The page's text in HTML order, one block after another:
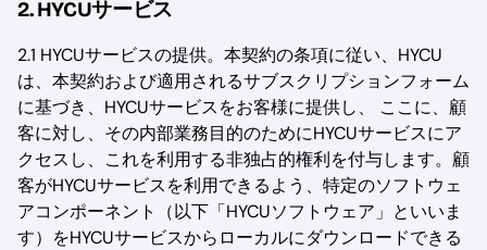
2. HYCUサービス
2.1 HYCUサービスの提供。本契約の条項に従い、HYCU
は、本契約および適用されるサブスクリプションフォーム
に基づき、HYCUサービスをお客様に提供し、 ここに、顧
客に対し、その内部業務目的のためにHYCUサービスにア
クセスし、これを利用する非独占的権利を付与します。顧
客がHYCUサービスを利用できるよう、特定のソフトウェ
アコンポーネント（以下「HYCUソフトウェア」といいま
す）をHYCUサービスからローカルにダウンロードできる